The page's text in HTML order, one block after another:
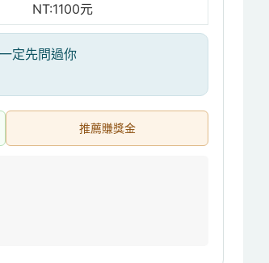
NT:1100元
定先問過你
推薦賺獎金